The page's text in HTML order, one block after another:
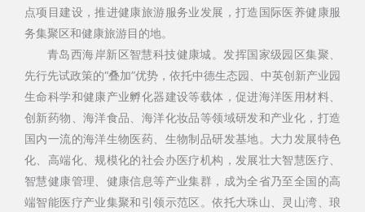
点项目建设，推进健康旅游服务业发展，打造国际医养健康服
务集聚区和健康旅游目的地。
青岛西海岸新区智慧科技健康城。发挥国家级园区集聚、
先行先试政策的“叠加”优势，依托中德生态园、中英创新产业园
生命科学和健康产业孵化器建设等载体，促进海洋医用材料、
创新药物、海洋食品、海洋化妆品等领域研发和产业化，打造
国内一流的海洋生物医药、生物制品研发基地。大力发展特色
化、高端化、规模化的社会办医疗机构，发展壮大智慧医疗、
智慧健康管理、健康信息等产业集群，成为全省乃至全国的高
端智能医疗产业集聚和引领示范区。依托大珠山、灵山湾、琅